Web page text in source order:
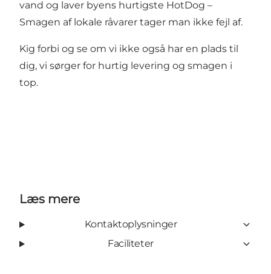
vand og laver byens hurtigste HotDog –
Smagen af lokale råvarer tager man ikke fejl af.
Kig forbi og se om vi ikke også har en plads til
dig, vi sørger for hurtig levering og smagen i
top.
Læs mere
Kontaktoplysninger
Faciliteter